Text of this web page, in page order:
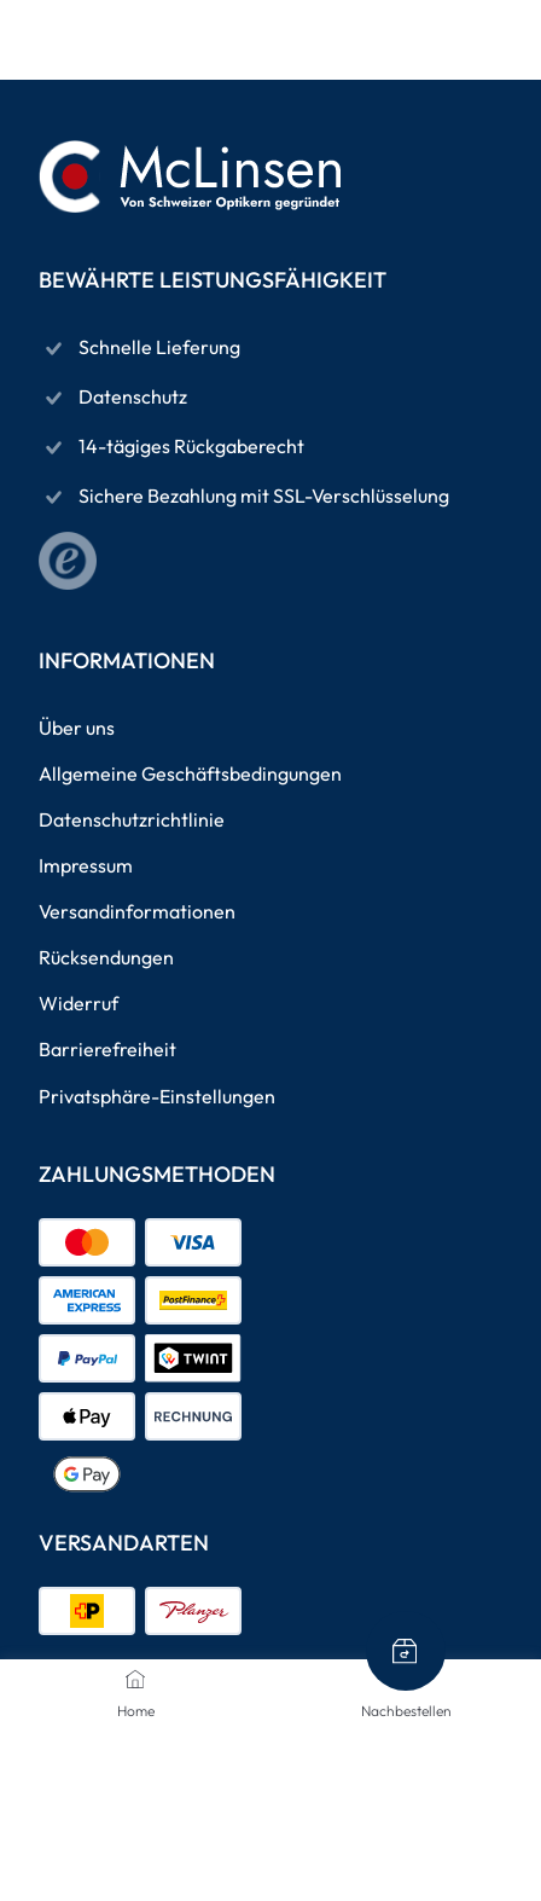
Home Nachbestellen
BEWÄHRTE LEISTUNGSFÄHIGKEIT
Schnelle Lieferung
Datenschutz
14-tägiges Rückgaberecht
Sichere Bezahlung mit SSL-Verschlüsselung
INFORMATIONEN
Über uns
Allgemeine Geschäftsbedingungen
Datenschutzrichtlinie
Impressum
Versandinformationen
Rücksendungen
Widerruf
Barrierefreiheit
Privatsphäre-Einstellungen
ZAHLUNGSMETHODEN
VERSANDARTEN
KONTAKTIERE UNS